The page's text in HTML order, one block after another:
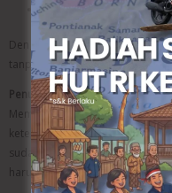
Segera lakukan
Dengan perawatan yang
tanpa mengalami penurunan
Penutup
Membangun talud bukan
ketepatan. Itulah mengapa
sudah terbukti profesional.
harus dilakukan secara teliti.